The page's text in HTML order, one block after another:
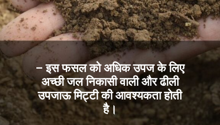
– इस फसल को अधिक उपज के लिए
अच्छी जल निकासी वाली और ढीली
उपजाऊ मिट्टी की आवश्यकता होती
है।